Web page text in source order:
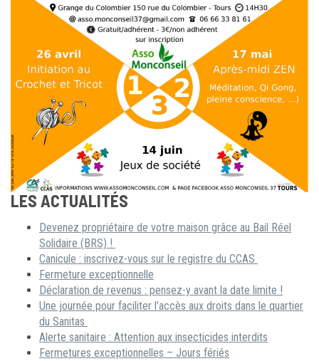
LES ACTUALITÉS
Devenez propriétaire de votre maison grâce au Bail Réel
Solidaire (BRS) !
Canicule : inscrivez-vous sur le registre du CCAS
Fermeture exceptionnelle
Déclaration de revenus : pensez-y avant la date limite !
Une journée pour faciliter l’accès aux droits dans le quartier
du Sanitas
Alerte sanitaire : Attention aux insecticides interdits
Fermetures exceptionnelles – Jours fériés